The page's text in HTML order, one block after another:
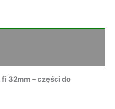
fi 32mm –części do